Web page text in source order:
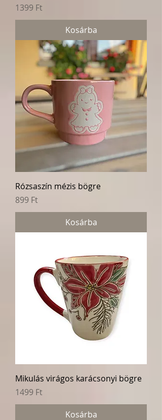
Ár
1399 Ft
Kosárba
Rózsaszín mézis bögre
Ár
899 Ft
Kosárba
Mikulás virágos karácsonyi bögre
Ár
1499 Ft
Kosárba